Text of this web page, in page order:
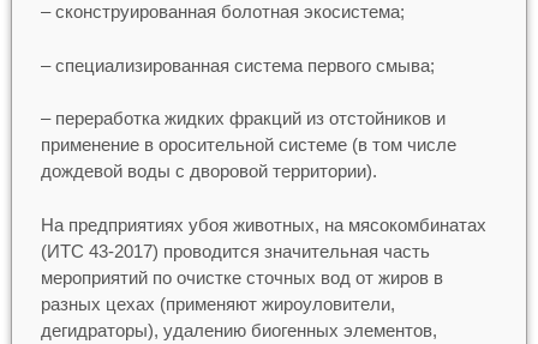
– сконструированная болотная экосистема;
– специализированная система первого смыва;
– переработка жидких фракций из отстойников и
применение в оросительной системе (в том числе
дождевой воды с дворовой территории).
На предприятиях убоя животных, на мясокомбинатах
(ИТС 43-2017) проводится значительная часть
мероприятий по очистке сточных вод от жиров в
разных цехах (применяют жироуловители,
дегидраторы), удалению биогенных элементов,